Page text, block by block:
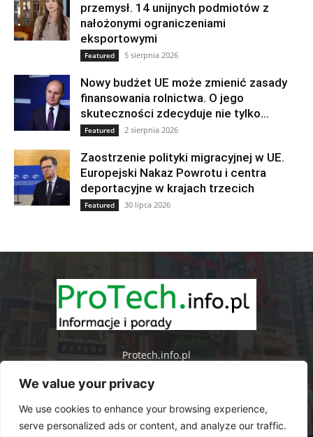
We value your privacy
We use cookies to enhance your browsing experience,
serve personalized ads or content, and analyze our traffic.
przemysł. 14 unijnych podmiotów z
nałożonymi ograniczeniami
eksportowymi
Featured 5 sierpnia 2026
Nowy budżet UE może zmienić zasady
finansowania rolnictwa. O jego
skuteczności zdecyduje nie tylko...
Featured 2 sierpnia 2026
Zaostrzenie polityki migracyjnej w UE.
Europejski Nakaz Powrotu i centra
deportacyjne w krajach trzecich
Featured 30 lipca 2026
Protech.info.pl